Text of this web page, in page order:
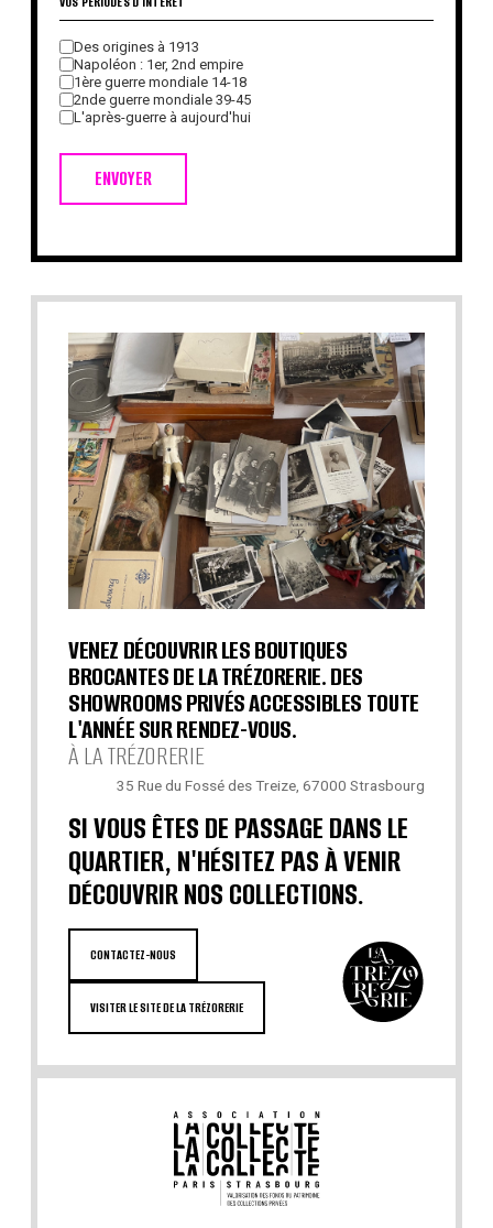
ENVOYER
Des origines à 1913
Napoléon : 1er, 2nd empire
1ère guerre mondiale 14-18
2nde guerre mondiale 39-45
L'après-guerre à aujourd'hui
VENEZ DÉCOUVRIR LES BOUTIQUES
BROCANTES DE LA TRÉZORERIE. DES
SHOWROOMS PRIVÉS ACCESSIBLES TOUTE
L'ANNÉE SUR RENDEZ-VOUS.
À LA TRÉZORERIE
35 Rue du Fossé des Treize, 67000 Strasbourg
SI VOUS ÊTES DE PASSAGE DANS LE
QUARTIER, N'HÉSITEZ PAS À VENIR
DÉCOUVRIR NOS COLLECTIONS.
CONTACTEZ-NOUS
VISITER LE SITE DE LA TRÉZORERIE